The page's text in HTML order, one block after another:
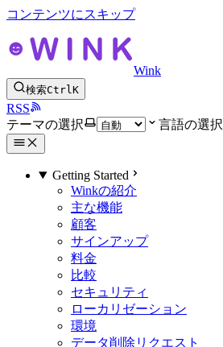
コンテンツにスキップ
Wink
検索CtrlK
RSS
テーマの選択
言語の選択
Getting Started
Winkの紹介
主な機能
顧客
サインアップ
料金
比較
セキュリティ
ローカリゼーション
環境
データ削除リクエスト